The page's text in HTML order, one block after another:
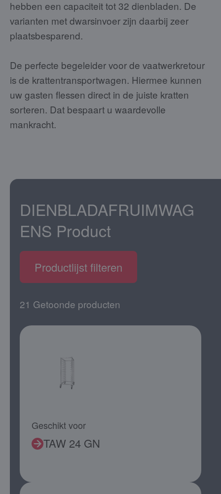
hebben een capaciteit tot 32 dienbladen. De
varianten met dwarsinvoer zijn daarbij zeer
plaatsbesparend.
De perfecte begeleider voor de vaatwerkretour
is de krattentransportwagen. Hiermee kunnen
uw gasten flessen direct in de juiste kratten
sorteren. Dat bespaart u waardevolle
mankracht.
DIENBLADAFRUIMWAG
ENS Product
Productlijst filteren
21 Getoonde producten
Geschikt voor
TAW 24 GN